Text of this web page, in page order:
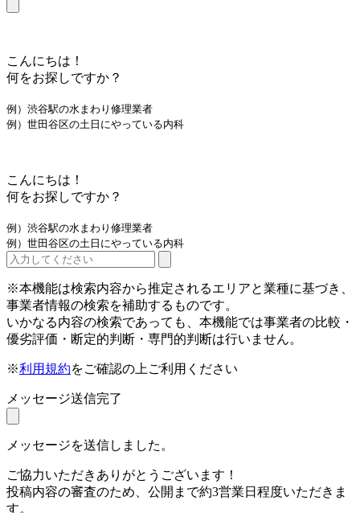
こんにちは！
何をお探しですか？
例）渋谷駅の水まわり修理業者
例）世田谷区の土日にやっている内科
こんにちは！
何をお探しですか？
例）渋谷駅の水まわり修理業者
例）世田谷区の土日にやっている内科
※本機能は検索内容から推定されるエリアと業種に基づき、
事業者情報の検索を補助するものです。
いかなる内容の検索であっても、本機能では事業者の比較・
優劣評価・断定的判断・専門的判断は行いません。
※利用規約をご確認の上ご利用ください
メッセージ送信完了
メッセージを送信しました。
ご協力いただきありがとうございます！
投稿内容の審査のため、公開まで約3営業日程度いただきま
す。